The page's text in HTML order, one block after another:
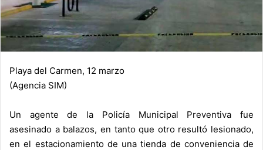
Playa del Carmen, 12 marzo
(Agencia SIM)
Un agente de la Policía Municipal Preventiva fue
asesinado a balazos, en tanto que otro resultó lesionado,
en el estacionamiento de una tienda de conveniencia de